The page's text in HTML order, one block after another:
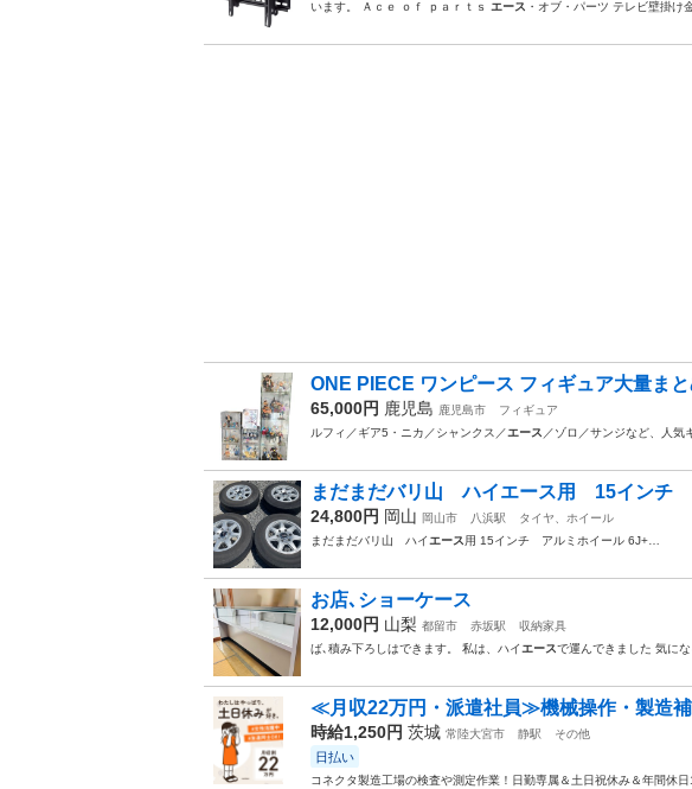
います。 Ａｃｅ ｏｆ ｐａｒｔｓ エース ・オブ・パーツ テレビ壁掛け
ONE PIECE ワンピース フィギュア大量ま
65,000円 鹿児島 鹿児島市
フィギュア
ルフィ／ギア5・ニカ／シャンクス／エース ／ゾロ／サンジなど、人気
まだまだバリ山 ハイエース用 15インチ
24,800円 岡山 岡山市 八浜駅
タイヤ、ホイール
まだまだバリ山 ハイ エース用 15インチ アルミホイール 6J+…
お店､ショーケース
12,000円 山梨 都留市 赤坂駅
収納家具
ば､積み下ろしはできます。 私は、ハイ エースで運んできました 気に
≪月収22万円・派遣社員≫機械操作・製造
時給1,250円 茨城 常陸大宮市 静駅 その他
日払い
コネクタ製造工場の検査や測定作業！日勤専属＆土日祝休み＆年間